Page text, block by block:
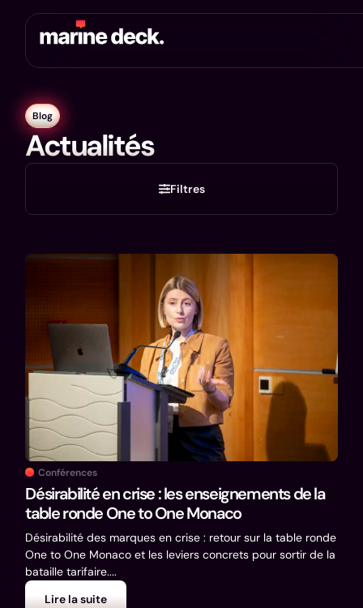
Blog
Actualités
Conférences
Désirabilité en crise : les enseignements de la
table ronde One to One Monaco
Désirabilité des marques en crise : retour sur la table ronde
One to One Monaco et les leviers concrets pour sortir de la
bataille tarifaire....
Lire la suite
Filtres